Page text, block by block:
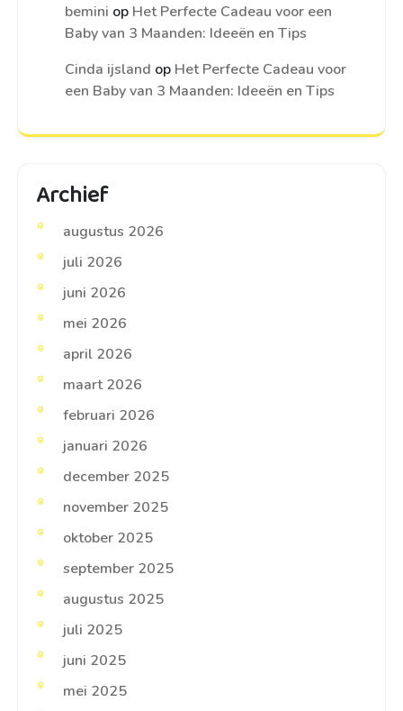
bemini op Het Perfecte Cadeau voor een
Baby van 3 Maanden: Ideeën en Tips
Cinda ijsland op Het Perfecte Cadeau voor
een Baby van 3 Maanden: Ideeën en Tips
Archief
augustus 2026
juli 2026
juni 2026
mei 2026
april 2026
maart 2026
februari 2026
januari 2026
december 2025
november 2025
oktober 2025
september 2025
augustus 2025
juli 2025
juni 2025
mei 2025